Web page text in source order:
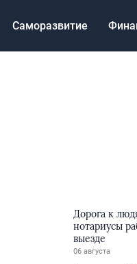
Саморазвитие
Дорога к
нотариусы
выезде
06 августа